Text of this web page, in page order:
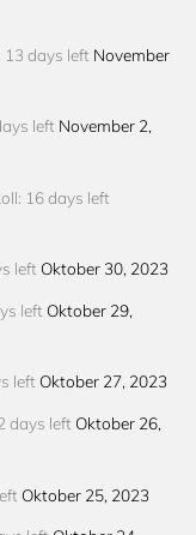
13 days left November
left November 2,
16 days left
left Oktober 30, 2023
left Oktober 29,
left Oktober 27, 2023
days left Oktober 26,
Oktober 25, 2023